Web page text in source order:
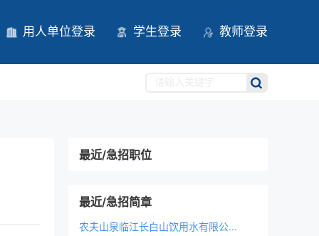
用人单位登录 学生登录 教师登录
最近/急招职位
最近/急招简章
农夫山泉临江长白山饮用水有限公...